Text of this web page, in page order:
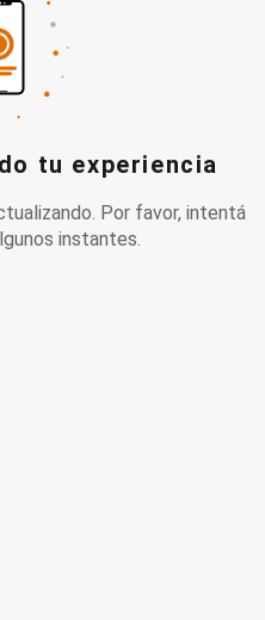
tu experiencia
Por favor, intentá
instantes.